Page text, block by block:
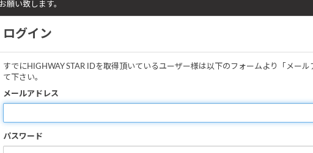
願い致します。
ログイン
すでにHIGHWAY STAR IDを取得頂いているユーザー様は以下のフォームより「メー
て下さい。
メールアドレス
パスワード